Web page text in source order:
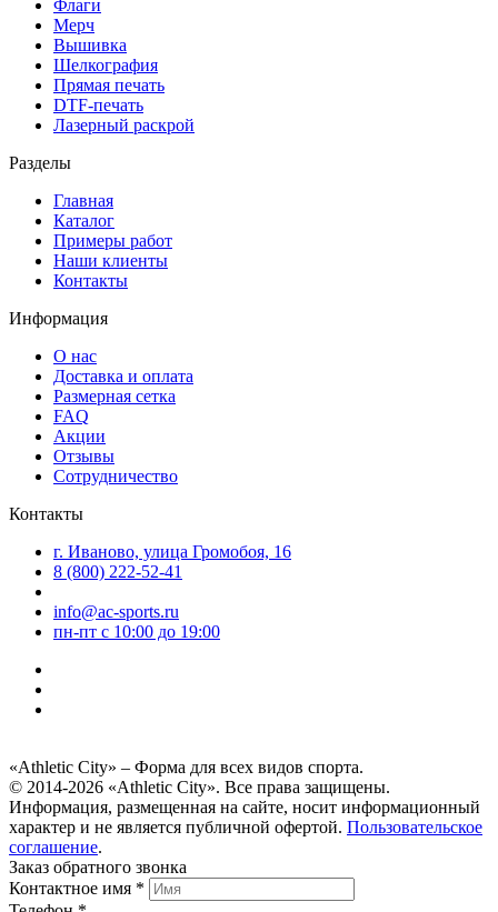
Флаги
Мерч
Вышивка
Шелкография
Прямая печать
DTF-печать
Лазерный раскрой
Разделы
Главная
Каталог
Примеры работ
Наши клиенты
Контакты
Информация
О нас
Доставка и оплата
Размерная сетка
FAQ
Акции
Отзывы
Сотрудничество
Контакты
г. Иваново, улица Громобоя, 16
8 (800) 222-52-41
info@ac-sports.ru
пн-пт c 10:00 до 19:00
«Athletic City» – Форма для всех видов спорта.
© 2014-2026 «Athletic City». Все права защищены.
Информация, размещенная на сайте, носит информационный
характер и не является публичной офертой. Пользовательское
соглашение.
Заказ обратного звонка
Контактное имя *